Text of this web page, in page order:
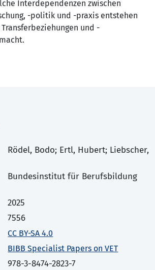
Interdependenzen zwischen
-politik und -praxis entstehen
und -
Rödel, Bodo; Ertl, Hubert; Liebscher,
Bundesinstitut für Berufsbildung
2025
7556
CC BY-SA 4.0
BIBB Specialist Papers on VET
978-3-8474-2823-7